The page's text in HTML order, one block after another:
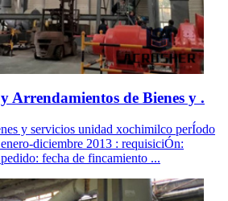
Arrendamientos de Bienes y .
y servicios unidad xochimilco perÍodo
diciembre 2013 : requisiciÓn:
fecha de fincamiento ...